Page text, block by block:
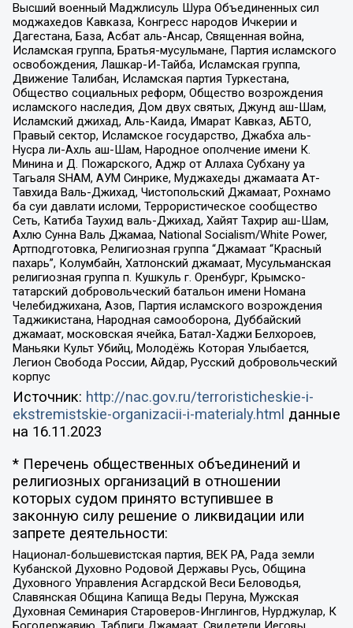
Высший военный Маджлисуль Шура Объединенных сил
моджахедов Кавказа, Конгресс народов Ичкерии и
Дагестана, База, Асбат аль-Ансар, Священная война,
Исламская группа, Братья-мусульмане, Партия исламского
освобождения, Лашкар-И-Тайба, Исламская группа,
Движение Талибан, Исламская партия Туркестана,
Общество социальных реформ, Общество возрождения
исламского наследия, Дом двух святых, Джунд аш-Шам,
Исламский джихад, Аль-Каида, Имарат Кавказ, АБТО,
Правый сектор, Исламское государство, Джабха аль-
Нусра ли-Ахль аш-Шам, Народное ополчение имени К.
Минина и Д. Пожарского, Аджр от Аллаха Субхану уа
Тагьаля SHAM, АУМ Синрике, Муджахеды джамаата Ат-
Тавхида Валь-Джихад, Чистопольский Джамаат, Рохнамо
ба суи давлати исломи, Террористическое сообщество
Сеть, Катиба Таухид валь-Джихад, Хайят Тахрир аш-Шам,
Ахлю Сунна Валь Джамаа, National Socialism/White Power,
Артподготовка, Религиозная группа “Джамаат “Красный
пахарь”, Колумбайн, Хатлонский джамаат, Мусульманская
религиозная группа п. Кушкуль г. Оренбург, Крымско-
татарский добровольческий батальон имени Номана
Челебиджихана, Азов, Партия исламского возрождения
Таджикистана, Народная самооборона, Дуббайский
джамаат, московская ячейка, Батал-Хаджи Белхороев,
Маньяки Культ Убийц, Молодёжь Которая Улыбается,
Легион Свобода России, Айдар, Русский добровольческий
корпус
Источник: http://nac.gov.ru/terroristicheskie-i-
ekstremistskie-organizacii-i-materialy.html данные
на 16.11.2023
* Перечень общественных объединений и
религиозных организаций в отношении
которых судом принято вступившее в
законную силу решение о ликвидации или
запрете деятельности:
Национал-большевистская партия, ВЕК РА, Рада земли
Кубанской Духовно Родовой Державы Русь, Община
Духовного Управления Асгардской Веси Беловодья,
Славянская Община Капища Веды Перуна, Мужская
Духовная Семинария Староверов-Инглингов, Нурджулар, К